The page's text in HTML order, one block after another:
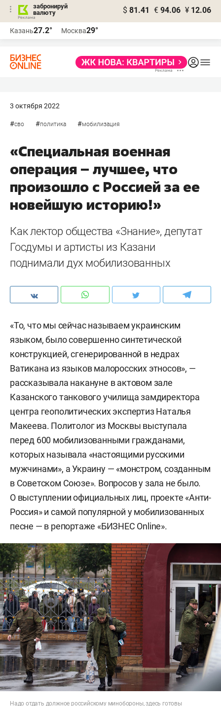
забронируй
валюту
$ 81.41 € 94.06 ¥ 12.06
Казань27.2° Москва29°
3 октября 2022
#сво #политика #мобилизация
«Специальная военная
операция – лучшее, что
произошло с Россией за ее
новейшую историю!»
Как лектор общества «Знание», депутат
Госдумы и артисты из Казани
поднимали дух мобилизованных
«То, что мы сейчас называем украинским
языком, было совершенно синтетической
конструкцией, сгенерированной в недрах
Ватикана из языков малоросских этносов», —
рассказывала накануне в актовом зале
Казанского танкового училища замдиректора
центра геополитических экспертиз Наталья
Макеева. Политолог из Москвы выступала
перед 600 мобилизованными гражданами,
которых называла «настоящими русскими
мужчинами», а Украину — «монстром, созданным
в Советском Союзе». Вопросов у зала не было.
О выступлении официальных лиц, проекте «Анти-
Россия» и самой популярной у мобилизованных
песне — в репортаже «БИЗНЕС Online».
Надо отдать должное российскому минобороны, здесь готовы